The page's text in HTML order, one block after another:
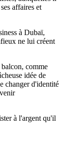
affaires et
à Dubaï,
ne lui créent
comme
idée de
changer d'identité
à l'argent qu'il